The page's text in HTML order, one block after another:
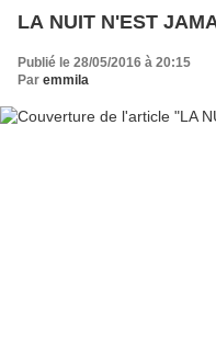
LA NUIT N'EST
Publié le 28/05/2016 à 20:15
Par emmila